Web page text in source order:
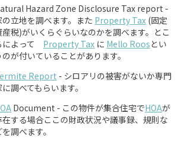
Hazard Zone Disclosure Tax report -
の立地を調べます。また Property Tax (固定
産税)がいくらぐらいなのかを調べます。とこ
によって Property Tax に Mello Roosとい
のが付いていることがあります。
Report - シロアリの被害がないか専門
調べてもらいます。
Document - この物件が集合住宅でHOAが
在する場合ここの財政状況や議事録、規則な
を調べます。